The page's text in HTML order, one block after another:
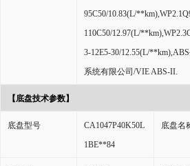
95C50/10.83(L/
110C50/12.97(L/
3-12E5-30/12.55(L/**km),ABS
系统有限公司 /VIE ABS-II.
【底盘技术参数】
底盘型号
CA1047P40K50L
1BE**84
底盘名